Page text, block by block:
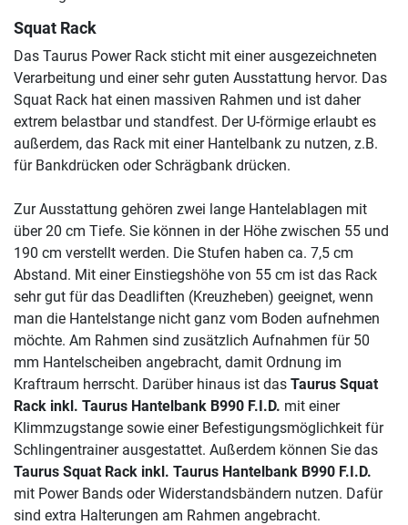
Squat Rack
Das Taurus Power Rack sticht mit einer ausgezeichneten
Verarbeitung und einer sehr guten Ausstattung hervor. Das
Squat Rack hat einen massiven Rahmen und ist daher
extrem belastbar und standfest. Der U-förmige erlaubt es
außerdem, das Rack mit einer Hantelbank zu nutzen, z.B.
für Bankdrücken oder Schrägbank drücken.
Zur Ausstattung gehören zwei lange Hantelablagen mit
über 20 cm Tiefe. Sie können in der Höhe zwischen 55 und
190 cm verstellt werden. Die Stufen haben ca. 7,5 cm
Abstand. Mit einer Einstiegshöhe von 55 cm ist das Rack
sehr gut für das Deadliften (Kreuzheben) geeignet, wenn
man die Hantelstange nicht ganz vom Boden aufnehmen
möchte. Am Rahmen sind zusätzlich Aufnahmen für 50
mm Hantelscheiben angebracht, damit Ordnung im
Kraftraum herrscht. Darüber hinaus ist das Taurus Squat
Rack inkl. Taurus Hantelbank B990 F.I.D. mit einer
Klimmzugstange sowie einer Befestigungsmöglichkeit für
Schlingentrainer ausgestattet. Außerdem können Sie das
Taurus Squat Rack inkl. Taurus Hantelbank B990 F.I.D.
mit Power Bands oder Widerstandsbändern nutzen. Dafür
sind extra Halterungen am Rahmen angebracht.